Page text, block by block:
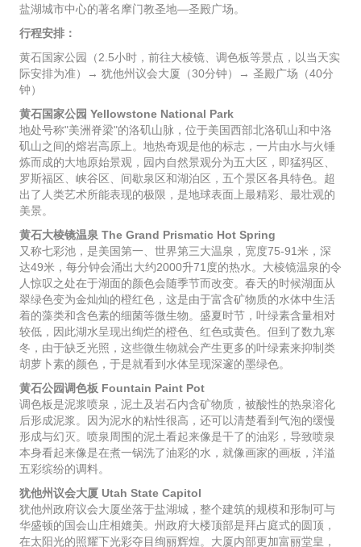
盐湖城市中心的著名摩门教圣地—圣殿广场。
行程安排：
黄石国家公园（2.5小时，前往大棱镜、调色板等景点，以当天实
际安排为准）→ 犹他州议会大厦（30分钟）→ 圣殿广场（40分
钟）
黄石国家公园 Yellowstone National Park
地处号称"美洲脊梁"的洛矶山脉，位于美国西部北洛矶山和中洛
矶山之间的熔岩高原上。地热奇观是他的标志，一片由水与火锤
炼而成的大地原始景观，园内自然景观分为五大区，即猛犸区、
罗斯福区、峡谷区、间歇泉区和湖泊区，五个景区各具特色。超
出了人类艺术所能表现的极限，是地球表面上最精彩、最壮观的
美景。
黄石大棱镜温泉 The Grand Prismatic Hot Spring
又称七彩池，是美国第一、世界第三大温泉，宽度75-91米，深
达49米，每分钟会涌出大约2000升71度的热水。大棱镜温泉的令
人惊叹之处在于湖面的颜色会随季节而改变。春天的时候湖面从
翠绿色变为金灿灿的橙红色，这是由于富含矿物质的水体中生活
着的藻类和含色素的细菌等微生物。盛夏时节，叶绿素含量相对
较低，因此湖水呈现出绚烂的橙色、红色或黄色。但到了数九寒
冬，由于缺乏光照，这些微生物就会产生更多的叶绿素来抑制类
胡萝卜素的颜色，于是就看到水体呈现深邃的墨绿色。
黄石公园调色板 Fountain Paint Pot
调色板是泥浆喷泉，泥土及岩石内含矿物质，被酸性的热泉溶化
后形成泥浆。因为泥水的粘性很高，还可以清楚看到气泡的缓慢
形成与幻灭。喷泉周围的泥土看起来像是干了的油彩，导致喷泉
本身看起来像是在煮一锅洗了油彩的水，就像画家的画板，洋溢
五彩缤纷的调料。
犹他州议会大厦 Utah State Capitol
犹他州政府议会大厦坐落于盐湖城，整个建筑的规模和形制可与
华盛顿的国会山庄相媲美。州政府大楼顶部是拜占庭式的圆顶，
在太阳光的照耀下光彩夺目绚丽辉煌。大厦内部更加富丽堂皇，